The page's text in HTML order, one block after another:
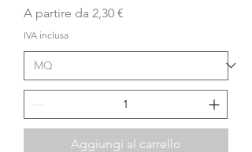
A partire da 2,30 €
Prezzo scontato
IVA inclusa
Aggiungi al carrello